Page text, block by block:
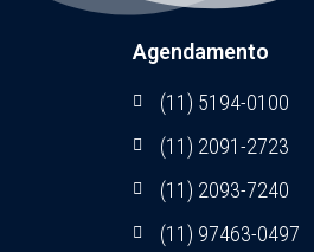
Agendamento
(11) 5194-0100
(11) 2091-2723
(11) 2093-7240
(11) 97463-0497